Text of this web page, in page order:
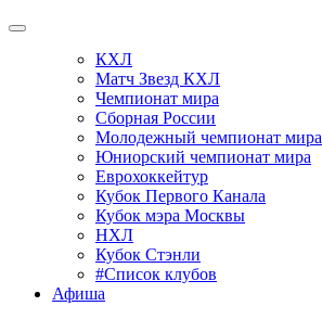
КХЛ
Матч Звезд КХЛ
Чемпионат мира
Сборная России
Молодежный чемпионат мира
Юниорский чемпионат мира
Еврохоккейтур
Кубок Первого Канала
Кубок мэра Москвы
НХЛ
Кубок Стэнли
#Список клубов
Афиша